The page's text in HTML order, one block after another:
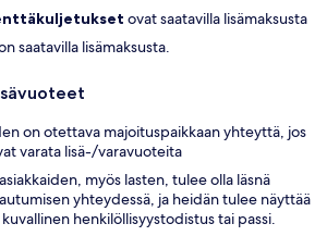
ovat saatavilla lisämaksusta
saatavilla lisämaksusta.
on otettava majoituspaikkaan yhteyttä, jos
varata lisä-/varavuoteita
myös lasten, tulee olla läsnä
yhteydessä, ja heidän tulee näyttää
henkilöllisyystodistus tai passi.